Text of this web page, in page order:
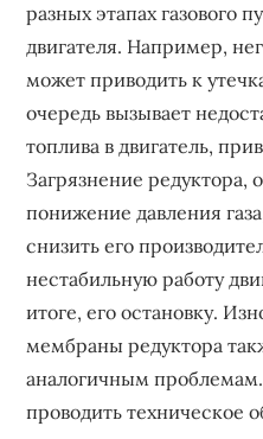
разных этапах газового
двигателя. Например,
может приводить к
очередь вызывает
топлива в двигатель,
Загрязнение редуктора,
понижение давления
снизить его
нестабильную работу
итоге, его остановку.
мембраны редуктора
аналогичным
проводить техническое